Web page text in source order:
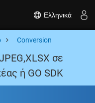
Ελληνικά
Conversion
σε
ή GO SDK